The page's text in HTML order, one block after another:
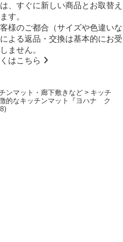
、すぐに新しい商品とお取替え
す。
様のご都合（サイズや色違いな
よる返品・交換は基本的にお受
ません。
はこちら
ンマット・廊下敷きなど> キッチ
的なキッチンマット『ヨハナ ク